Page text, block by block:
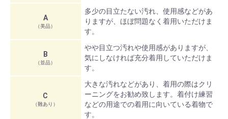
A
（美品）
多少の目立たない汚れ、使用感などがあ
りますが、ほぼ問題なく着用いただけま
す。
B
（並品）
やや目立つ汚れや使用感がありますが、
気にしなければ充分着用していただけま
す。
C
（難あり）
大きな汚れなどがあり、着用の際はクリ
ーニングをお勧め致します。着付け練習
などの用途での着用に向いている着物で
す。